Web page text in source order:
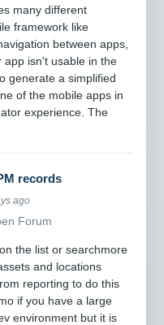
many different
framework like
between apps,
app isn't usable in the
generate a simplified
of the mobile apps in
experience. The
records
ago
Forum
the list or searchmore
and locations
reporting to do this
if you have a large
environment but it is